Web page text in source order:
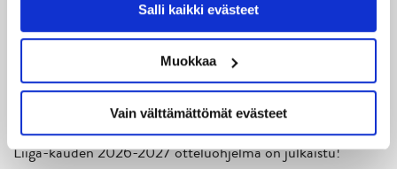
Salli kaikki evästeet
Muokkaa
Vain välttämättömät evästeet
Ruotsalaishyökkääjä Arvid Costmar JYPiin
JYP ja Secto Rally Finland yhteistyöhön
02.06.2026
Liiga-kauden 2026-2027 otteluohjelma on julkaistu!